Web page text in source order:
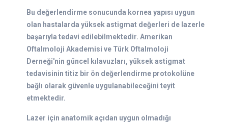
Bu değerlendirme sonucunda kornea yapısı uygun
olan hastalarda yüksek astigmat değerleri de lazerle
başarıyla tedavi edilebilmektedir. Amerikan
Oftalmoloji Akademisi ve Türk Oftalmoloji
Derneği'nin güncel kılavuzları, yüksek astigmat
tedavisinin titiz bir ön değerlendirme protokolüne
bağlı olarak güvenle uygulanabileceğini teyit
etmektedir.
Lazer için anatomik açıdan uygun olmadığı